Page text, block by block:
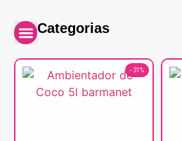
Categorias
- 31%